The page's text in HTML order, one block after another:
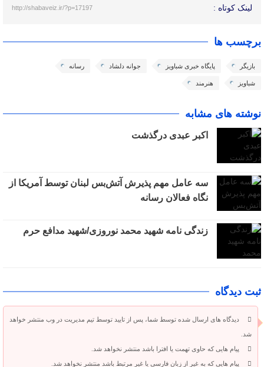
لینک کوتاه : http://shabaveiz.ir/?p=17197
برچسب ها
بازیگر پایگاه خبری شباویز جوانه دلشاد رسانه
شباویز هنرمند
نوشته های مشابه
اکبر عبدی درگذشت
سه عامل مهم پذیرش آتش‌بس لبنان توسط آمریکا از
نگاه فعالان رسانه
زندگی نامه شهید محمد نوروزی/شهید مدافع حرم
ثبت دیدگاه
دیدگاه های ارسال شده توسط شما، پس از تایید توسط تیم مدیریت در وب منتشر خواهد
شد.
پیام هایی که حاوی تهمت یا افترا باشد منتشر نخواهد شد.
پیام هایی که به غیر از زبان فارسی یا غیر مرتبط باشد منتشر نخواهد شد.